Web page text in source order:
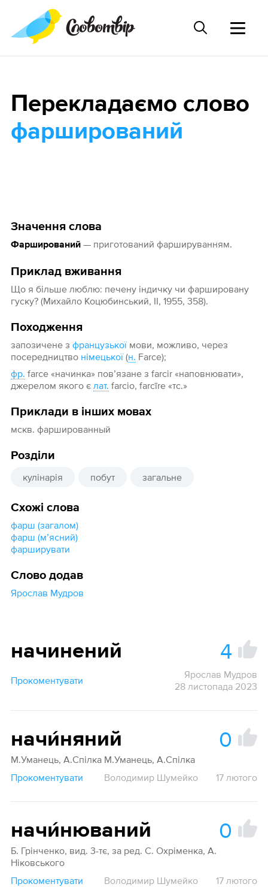
Значення слова
Фарширований— приготований фаршируванням.
Приклад вживання
Що я більше люблю: печену індичку чи фаршировану
гуску? (Михайло Коцюбинський, II, 1955, 358).
Походження
запозичене з французькоїмови, можливо, через
посередництво німецької(н. Farce);
фр. farce «начинка» пов’язане з farcir «наповнювати»,
джерелом якого є лат. farcio, farcīre «тс.»
Приклади в інших мовах
мскв. фаршированный
Розділи
кулінарія побут загальне
Схожі слова
фарш (загалом)
фарш (мʼясний)
фарширувати
Слово додав
Ярослав Мудров
Перекладаємо слово
фарширований
начинений 4
Прокоментувати
Ярослав Мудров
28 листопада 2023
начи́няний 0
М.Уманець, А.Спілка М.Уманець, А.Спілка
Прокоментувати
Володимир Шумейко 17 лютого
начи́нюваний 0
Б. Грінченко, вид. 3-тє, за ред. С. Охріменка, А.
Ніковського
Прокоментувати
Володимир Шумейко 17 лютого